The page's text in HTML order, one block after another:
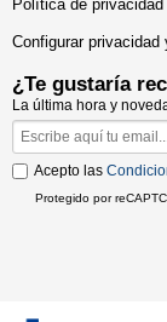
Política de
Configurar privacidad
¿Te gustaría
La última hora y
Acepto las
Protegido por